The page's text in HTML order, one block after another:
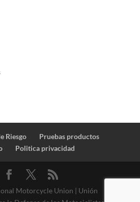
Riesgo
Pruebas productos
Politica privacidad
Motorcycle Union | Unión